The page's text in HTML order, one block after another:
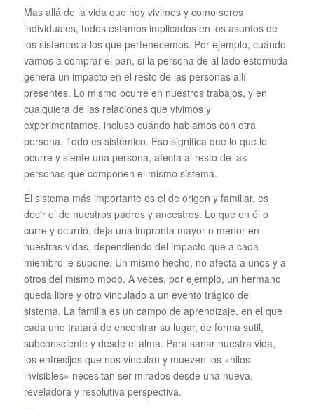
Mas allá de la vida que hoy vivimos y como seres
individuales, todos estamos implicados en los asuntos de
los sistemas a los que pertenecemos. Por ejemplo, cuándo
vamos a comprar el pan, si la persona de al lado estornuda
genera un impacto en el resto de las personas allí
presentes. Lo mismo ocurre en nuestros trabajos, y en
cualquiera de las relaciones que vivimos y
experimentamos, incluso cuándo hablamos con otra
persona. Todo es sistémico. Eso significa que lo que le
ocurre y siente una persona, afecta al resto de las
personas que componen el mismo sistema.
El sistema más importante es el de origen y familiar, es
decir el de nuestros padres y ancestros. Lo que en él o
curre y ocurrió, deja una impronta mayor o menor en
nuestras vidas, dependiendo del impacto que a cada
miembro le supone. Un mismo hecho, no afecta a unos y a
otros del mismo modo. A veces, por ejemplo, un hermano
queda libre y otro vinculado a un evento trágico del
sistema. La familia es un campo de aprendizaje, en el que
cada uno tratará de encontrar su lugar, de forma sutil,
subconsciente y desde el alma. Para sanar nuestra vida,
los entresijos que nos vinculan y mueven los «hilos
invisibles» necesitan ser mirados desde una nueva,
reveladora y resolutiva perspectiva.